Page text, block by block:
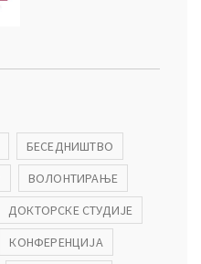
БЕСЕДНИШТВО
ВОЛОНТИРАЊЕ
ДОКТОРСКЕ СТУДИЈЕ
КОНФЕРЕНЦИЈА